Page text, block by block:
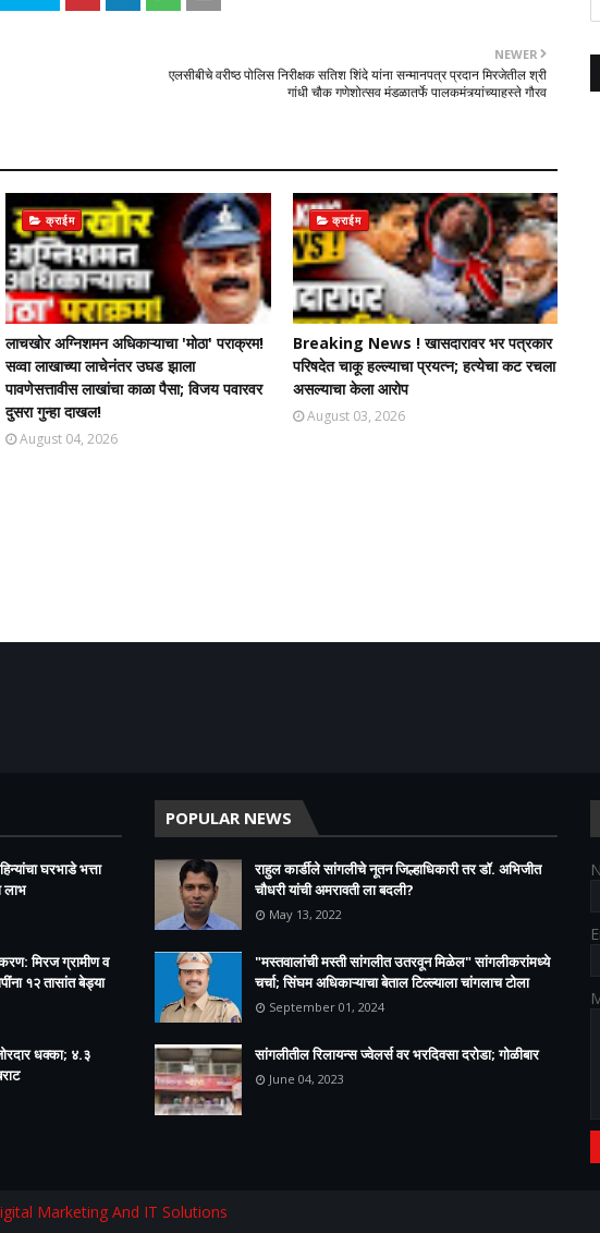
NEWER
एलसीबीचे वरीष्ठ पोलिस निरीक्षक सतिश शिंदे यांना सन्मानपत्र प्रदान मिरजेतील श्री
गांधी चौक गणेशोत्सव मंडळातर्फे पालकमंत्र्यांच्याहस्ते गौरव
क्राईम
लाचखोर अग्निशमन अधिकाऱ्याचा 'मोठा' पराक्रम!
सव्वा लाखाच्या लाचेनंतर उघड झाला
पावणेसत्तावीस लाखांचा काळा पैसा; विजय पवारवर
दुसरा गुन्हा दाखल!​
August 04, 2026
क्राईम
Breaking News ! खासदारावर भर पत्रकार
परिषदेत चाकू हल्ल्याचा प्रयत्न; हत्येचा कट रचला
असल्याचा केला आरोप
August 03, 2026
घरभाडे भत्ता
लाभ
मिरज ग्रामीण व
१२ तासांत बेड्या
धक्का; ४.३
POPULAR NEWS
राहुल कार्डीले सांगलीचे नूतन जिल्हाधिकारी तर डॉ. अभिजीत
चौधरी यांची अमरावती ला बदली?
May 13, 2022
"मस्तवालांची मस्ती सांगलीत उतरवून मिळेल" सांगलीकरांमध्ये
चर्चा; सिंघम अधिकाऱ्याचा बेताल टिल्ल्याला चांगलाच टोला
September 01, 2024
सांगलीतील रिलायन्स ज्वेलर्स वर भरदिवसा दरोडा; गोळीबार
June 04, 2023
Marketing And IT Solutions